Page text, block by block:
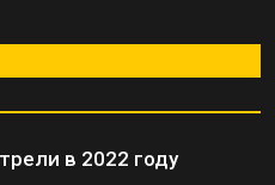
в 2022 году